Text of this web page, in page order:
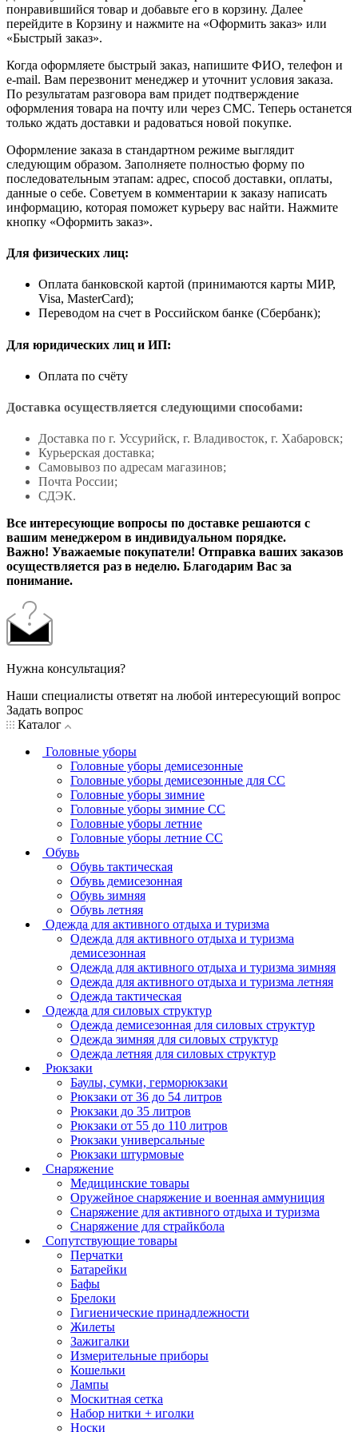
понравившийся товар и добавьте его в корзину. Далее
перейдите в Корзину и нажмите на «Оформить заказ» или
«Быстрый заказ».
Когда оформляете быстрый заказ, напишите ФИО, телефон и
e-mail. Вам перезвонит менеджер и уточнит условия заказа.
По результатам разговора вам придет подтверждение
оформления товара на почту или через СМС. Теперь останется
только ждать доставки и радоваться новой покупке.
Оформление заказа в стандартном режиме выглядит
следующим образом. Заполняете полностью форму по
последовательным этапам: адрес, способ доставки, оплаты,
данные о себе. Советуем в комментарии к заказу написать
информацию, которая поможет курьеру вас найти. Нажмите
кнопку «Оформить заказ».
Для физических лиц:
Оплата банковской картой (принимаются карты МИР,
Visa, MasterCard);
Переводом на счет в Российском банке (Сбербанк);
Для юридических лиц и ИП:
Оплата по счёту
Доставка осуществляется следующими способами:
Доставка по г. Уссурийск, г. Владивосток, г. Хабаровск;
Курьерская доставка;
Самовывоз по адресам магазинов;
Почта России;
СДЭК.
Все интересующие вопросы по доставке решаются с
вашим менеджером в индивидуальном порядке.
Важно! Уважаемые покупатели! Отправка ваших заказов
осуществляется раз в неделю. Благодарим Вас за
понимание.
Нужна консультация?
Наши специалисты ответят на любой интересующий вопрос
Задать вопрос
Каталог
Головные уборы
Головные уборы демисезонные
Головные уборы демисезонные для СС
Головные уборы зимние
Головные уборы зимние СС
Головные уборы летние
Головные уборы летние СС
Обувь
Обувь тактическая
Обувь демисезонная
Обувь зимняя
Обувь летняя
Одежда для активного отдыха и туризма
Одежда для активного отдыха и туризма
демисезонная
Одежда для активного отдыха и туризма зимняя
Одежда для активного отдыха и туризма летняя
Одежда тактическая
Одежда для силовых структур
Одежда демисезонная для силовых структур
Одежда зимняя для силовых структур
Одежда летняя для силовых структур
Рюкзаки
Баулы, сумки, герморюкзаки
Рюкзаки от 36 до 54 литров
Рюкзаки до 35 литров
Рюкзаки от 55 до 110 литров
Рюкзаки универсальные
Рюкзаки штурмовые
Снаряжение
Медицинские товары
Оружейное снаряжение и военная аммуниция
Снаряжение для активного отдыха и туризма
Снаряжение для страйкбола
Сопутствующие товары
Перчатки
Батарейки
Бафы
Брелоки
Гигиенические принадлежности
Жилеты
Зажигалки
Измерительные приборы
Кошельки
Лампы
Москитная сетка
Набор нитки + иголки
Носки